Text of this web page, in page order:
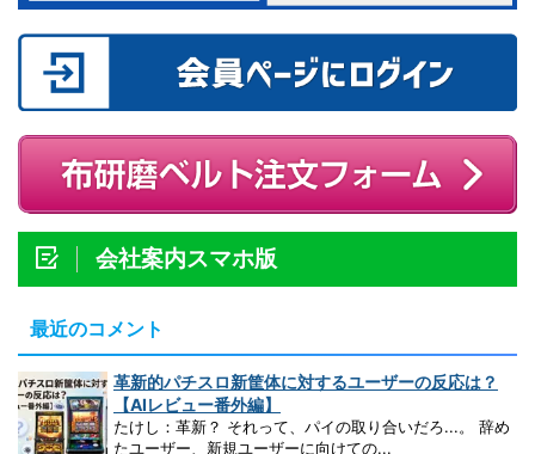
会社案内スマホ版
最近のコメント
革新的パチスロ新筐体に対するユーザーの反応は？
【AIレビュー番外編】
たけし：革新？ それって、パイの取り合いだろ...。 辞め
たユーザー、新規ユーザーに向けての...